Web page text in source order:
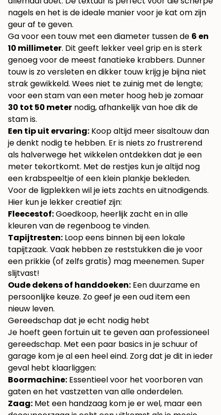
nagels en het is de ideale manier voor je kat om zijn
geur af te geven.
Ga voor een touw met een diameter tussen de 6 en
10 millimeter. Dit geeft lekker veel grip en is sterk
genoeg voor de meest fanatieke krabbers. Dunner
touw is zo versleten en dikker touw krijg je bijna niet
strak gewikkeld. Wees niet te zuinig met de lengte;
voor een stam van een meter hoog heb je zomaar
30 tot 50 meter nodig, afhankelijk van hoe dik de
stam is.
Een tip uit ervaring: Koop altijd meer sisaltouw dan
je denkt nodig te hebben. Er is niets zo frustrerend
als halverwege het wikkelen ontdekken dat je een
meter tekortkomt. Met de restjes kun je altijd nog
een krabspeeltje of een klein plankje bekleden.
Voor de ligplekken wil je iets zachts en uitnodigends.
Hier kun je lekker creatief zijn:
Fleecestof:Goedkoop, heerlijk zacht en in alle
kleuren van de regenboog te vinden.
Tapijtresten: Loop eens binnen bij een lokale
tapijtzaak. Vaak hebben ze reststukken die je voor
een prikkie (of zelfs gratis) mag meenemen. Super
slijtvast!
Oude dekens of handdoeken: Een duurzame en
persoonlijke keuze. Zo geef je een oud item een
nieuw leven.
Gereedschap dat je echt nodig hebt
Je hoeft geen fortuin uit te geven aan professioneel
gereedschap. Met een paar basics in je schuur of
garage kom je al een heel eind. Zorg dat je dit in ieder
geval hebt klaarliggen:
Boormachine: Essentieel voor het voorboren van
gaten en het vastzetten van alle onderdelen.
Zaag: Met een handzaag kom je er wel, maar een